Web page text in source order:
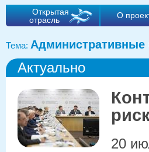
Открытая
отрасль
О
Тема: Административные
Актуально
20